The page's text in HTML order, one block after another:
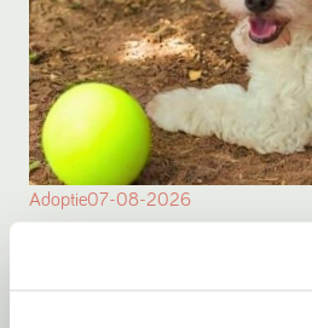
Adoptie07-08-2026